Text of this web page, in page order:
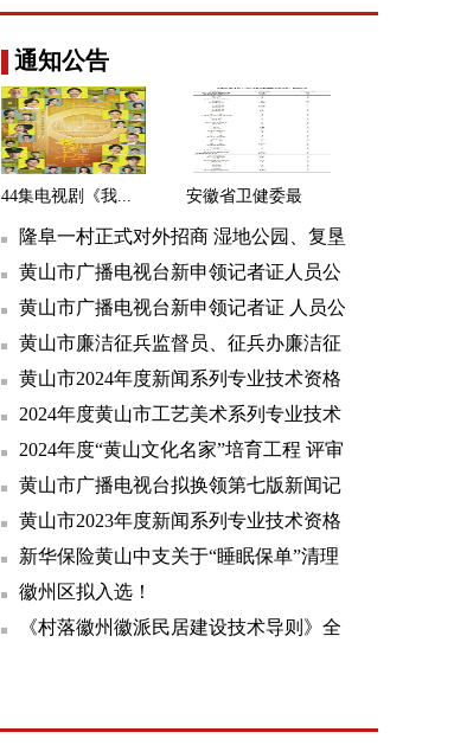
通知公告
44集电视剧《我...
安徽省卫健委最
新...
隆阜一村正式对外招商 湿地公园、复垦
地同步对外出租
黄山市广播电视台新申领记者证人员公
示黄山市广播电视台新申领记者证 人员公
示黄山市廉洁征兵监督员、征兵办廉洁征
兵举报联系方式公布
黄山市2024年度新闻系列专业技术资格
评审结果公示名单
2024年度黄山市工艺美术系列专业技术
资格评审结果公示
2024年度“黄山文化名家”培育工程 评审
结果的公示
黄山市广播电视台拟换领第七版新闻记
者证人员名单公示
黄山市2023年度新闻系列专业技术资格
评审结果公示名单
新华保险黄山中支关于“睡眠保单”清理
的提示
徽州区拟入选！
《村落徽州徽派民居建设技术导则》全